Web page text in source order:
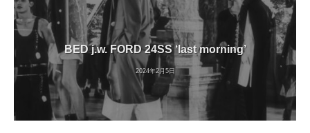
BED j.w. FORD 24SS ‘last morning’
2024年2月5日